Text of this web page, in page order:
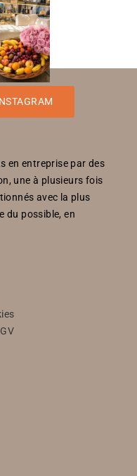
en entreprise par des
une à plusieurs fois
avec la plus
du possible, en